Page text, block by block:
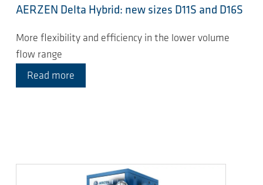
AERZEN Delta Hybrid: new sizes D11S and D16S
More flexibility and efficiency in the lower volume
flow range
Read more